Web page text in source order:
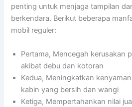
penting untuk menjaga tampilan
berkendara. Berikut beberapa
mobil reguler:
Pertama, Mencegah kerusakan
akibat debu dan kotoran
Kedua, Meningkatkan
kabin yang bersih dan wangi
Ketiga, Mempertahankan nilai